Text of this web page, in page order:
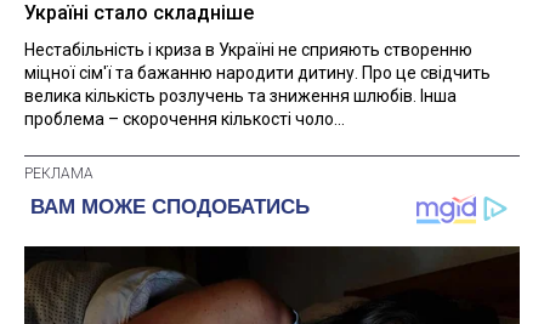
Україні стало складніше
Нестабільність і криза в Україні не сприяють створенню
міцної сім'ї та бажанню народити дитину. Про це свідчить
велика кількість розлучень та зниження шлюбів. Інша
проблема – скорочення кількості чоло...